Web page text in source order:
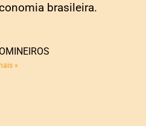
brasileira.
»